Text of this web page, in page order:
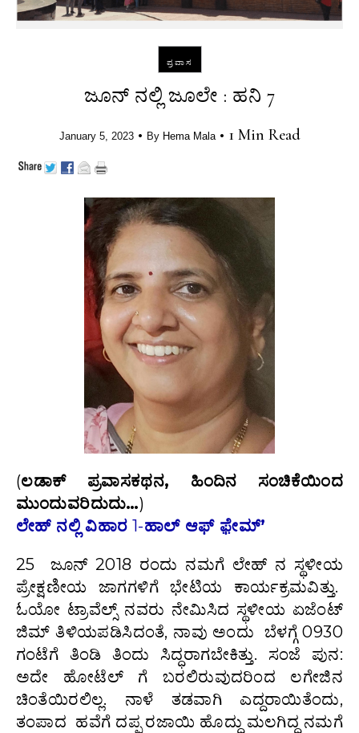
ಪ್ರವಾಸ
ಜೂನ್ ನಲ್ಲಿ ಜೂಲೇ : ಹನಿ 7
January 5, 2023 • By Hema Mala • 1 Min Read
(ಲಡಾಕ್ ಪ್ರವಾಸಕಥನ, ಹಿಂದಿನ ಸಂಚಿಕೆಯಿಂದ
ಮುಂದುವರಿದುದು…)
ಲೇಹ್ ನಲ್ಲಿ ವಿಹಾರ 1-ಹಾಲ್ ಆಫ್ ಫ಼ೇಮ್’
25 ಜೂನ್ 2018 ರಂದು ನಮಗೆ ಲೇಹ್ ನ ಸ್ಥಳೀಯ
ಪ್ರೇಕ್ಷಣೀಯ ಜಾಗಗಳಿಗೆ ಭೇಟಿಯ ಕಾರ್ಯಕ್ರಮವಿತ್ತು.
ಓಯೋ ಟ್ರಾವೆಲ್ಸ್ ನವರು ನೇಮಿಸಿದ ಸ್ಥಳೀಯ ಏಜೆಂಟ್
ಜಿಮ್ ತಿಳಿಯಪಡಿಸಿದಂತೆ, ನಾವು ಅಂದು ಬೆಳಗ್ಗೆ 0930
ಗಂಟೆಗೆ ತಿಂಡಿ ತಿಂದು ಸಿದ್ಧರಾಗಬೇಕಿತ್ತು. ಸಂಜೆ ಪುನ:
ಅದೇ ಹೋಟೆಲ್ ಗೆ ಬರಲಿರುವುದರಿಂದ ಲಗೇಜಿನ
ಚಿಂತೆಯಿರಲಿಲ್ಲ. ನಾಳೆ ತಡವಾಗಿ ಎದ್ದರಾಯಿತೆಂದು,
ತಂಪಾದ ಹವೆಗೆ ದಪ್ಪ ರಜಾಯಿ ಹೊದ್ದು ಮಲಗಿದ್ದ ನಮಗೆ